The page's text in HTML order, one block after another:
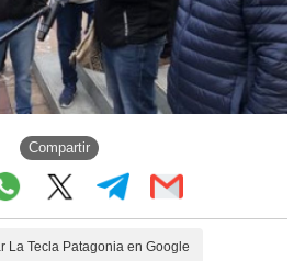
Compartir
La Tecla Patagonia en Google